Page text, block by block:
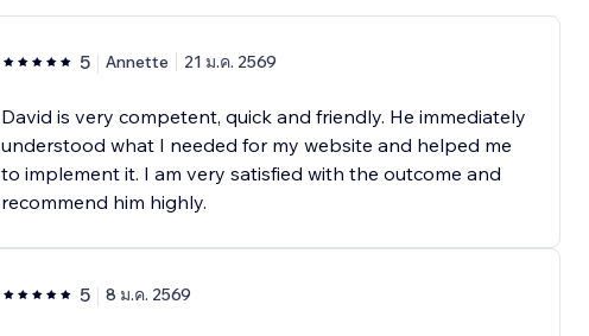
5 Annette 21 ม.ค. 2569
David is very competent, quick and friendly. He immediately
understood what I needed for my website and helped me
to implement it. I am very satisfied with the outcome and
recommend him highly.
5 8 ม.ค. 2569